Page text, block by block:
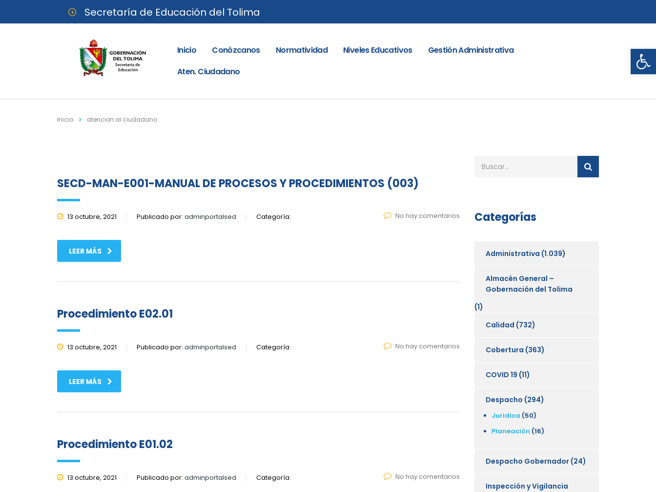
Secretaría de Educación del Tolima
Inicio Conózcanos Normatividad Niveles Educativos
Gestión Administrativa
Aten. Ciudadano
Inicio atencion al ciudadano
SECD-MAN-E001-MANUAL DE PROCESOS Y PROCEDIMIENTOS (003)
13 octubre, 2021 Publicado por: adminportalsed Categoría: No hay comentarios
LEER MÁS
Procedimiento E02.01
13 octubre, 2021 Publicado por: adminportalsed Categoría: No hay comentarios
LEER MÁS
Procedimiento E01.02
13 octubre, 2021 Publicado por: adminportalsed Categoría: No hay comentarios
Categorías
Administrativa (1.039)
Almacén General –
Gobernación del Tolima
(1)
Calidad (732)
Cobertura (363)
COVID 19 (11)
Despacho (294)
Juridica (50)
Planeación (16)
Despacho Gobernador (24)
Inspección y Vigilancia